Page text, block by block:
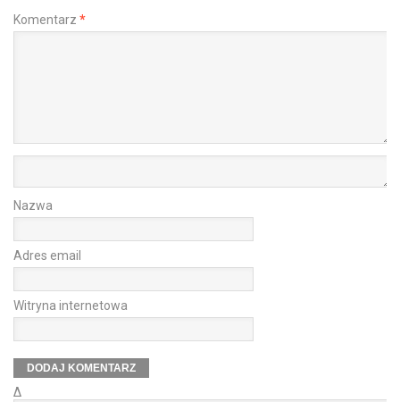
Komentarz *
Nazwa
Adres email
Witryna internetowa
Δ